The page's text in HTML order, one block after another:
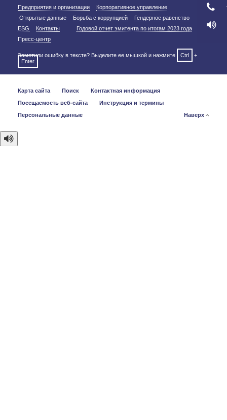
Предприятия и организации
Корпоративное управление
Открытые данные
Борьба с коррупцией
Гендерное равенство
ESG
Контакты
Годовой отчет эмитента по итогам 2023 года
Пресс-центр
Заметили ошибку в тексте? Выделите ее мышкой и нажмите Ctrl
+
Enter
Карта сайта Поиск
Контактная информация
Посещаемость веб-сайта
Инструкция и термины
Персональные данные
Наверх